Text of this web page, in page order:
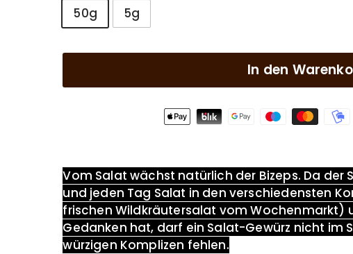
GRÖßE
50g 5g
In den
Vom Salat wächst natürlich der Bizeps. Da der
und jeden Tag Salat in den verschiedensten
frischen Wildkräutersalat vom Wochenmarkt)
Gedanken hat, darf ein Salat-Gewürz nicht im
würzigen Komplizen fehlen.